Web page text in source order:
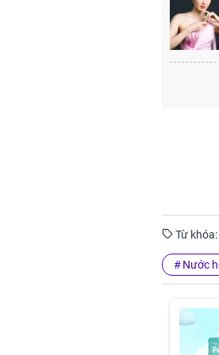
Từ khóa:
Nước